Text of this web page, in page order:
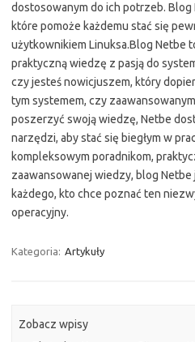
dostosowanym do ich potrzeb. Blog
które pomoże każdemu stać się
użytkownikiem Linuksa.Blog Netbe
praktyczną wiedzę z pasją do
czy jesteś nowicjuszem, który
tym systemem, czy
poszerzyć swoją wiedzę, Netbe
narzędzi, aby stać się biegłym w
kompleksowym poradnikom,
zaawansowanej wiedzy, blog Netbe
każdego, kto chce poznać ten
operacyjny.
Kategoria: Artykuły
Zobacz wpisy